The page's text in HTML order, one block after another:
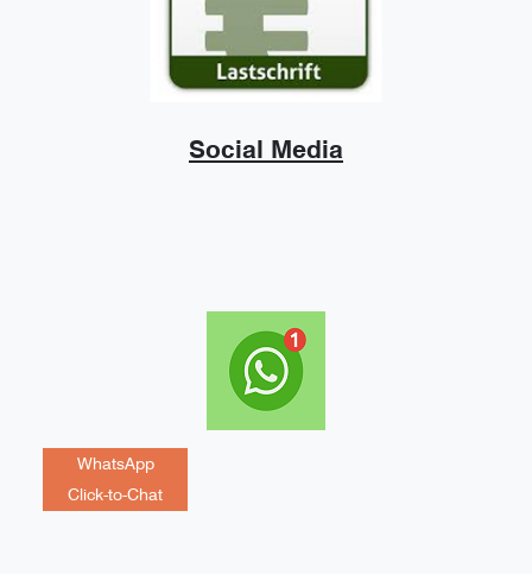
Social Media
WhatsApp
Click-to-Chat